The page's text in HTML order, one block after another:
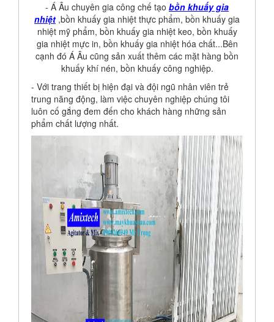
- Á Âu chuyên gia công chế tạo bồn khuấy gia
nhiệt ,bồn khuấy gia nhiệt thực phẩm, bồn khuấy gia
nhiệt mỹ phẩm, bồn khuấy gia nhiệt keo, bồn khuấy
gia nhiệt mực in, bồn khuấy gia nhiệt hóa chất...Bên
cạnh đó Á Âu cũng sản xuất thêm các mặt hàng bồn
khuấy khí nén, bồn khuấy công nghiệp.
- Với trang thiết bị hiện đại và đội ngũ nhân viên trẻ
trung năng động, làm việc chuyên nghiệp chúng tôi
luôn cố gắng đem đến cho khách hàng những sản
phẩm chất lượng nhất.